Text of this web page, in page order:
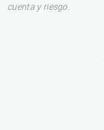
cuenta y riesgo.